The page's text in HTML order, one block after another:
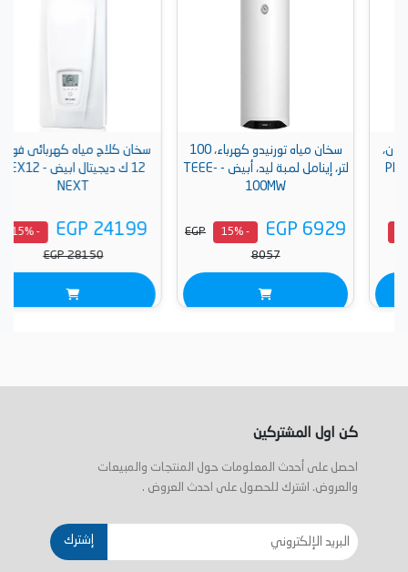
سخان مياه تورنيدو كهرباء، 100
لتر، إينامل لمبة ليد، أبيض - TEEE-
100MW
EGP 6929
- 15%
EGP
سخان كلاج مياه كهربائى فوري
12 ك ديجيتال ابيض - DEX12
EGP 24199
- 15%
EGP 28150
كن اول المشتركين
احصل على أحدث المعلومات حول المنتجات والمبيعات
والعروض. اشترك للحصول على احدث العروض .
إشترك